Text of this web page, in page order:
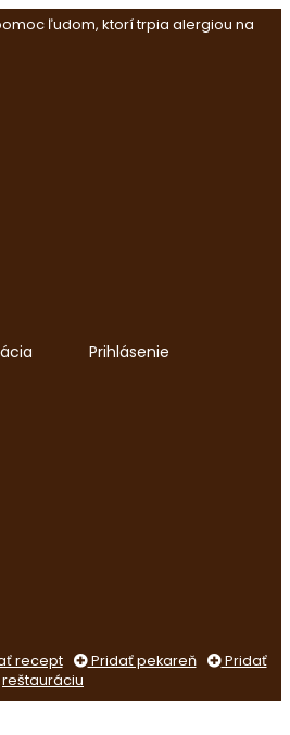
ľudom, ktorí trpia alergiou na
Prihlásenie
recept Pridať pekareň
Pridať
reštauráciu